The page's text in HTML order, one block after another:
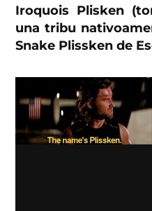
Iroquois Plisken
una tribu
Snake Plissken de